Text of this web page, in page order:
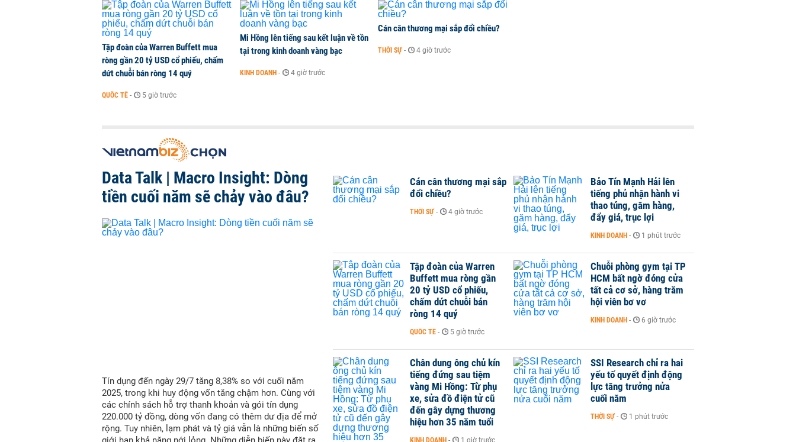
Tập đoàn của Warren Buffett mua
ròng gần 20 tỷ USD cổ phiếu, chấm
dứt chuỗi bán ròng 14 quý
QUỐC TẾ - 5 giờ trước
Mi Hồng lên tiếng sau kết luận về tồn
tại trong kinh doanh vàng bạc
KINH DOANH - 4 giờ trước
Cán cân thương mại sắp đổi chiều?
THỜI SỰ - 4 giờ trước
Data Talk | Macro Insight: Dòng
tiền cuối năm sẽ chảy vào đâu?
Tín dụng đến ngày 29/7 tăng 8,38% so với cuối năm
2025, trong khi huy động vốn tăng chậm hơn. Cùng với
các chính sách hỗ trợ thanh khoản và gói tín dụng
220.000 tỷ đồng, dòng vốn đang có thêm dư địa để mở
rộng. Tuy nhiên, lạm phát và tỷ giá vẫn là những biến số
Cán cân thương mại sắp
đổi chiều?
THỜI SỰ - 4 giờ trước
Bảo Tín Mạnh Hải lên
tiếng phủ nhận hành vi
thao túng, găm hàng,
đẩy giá, trục lợi
KINH DOANH - 1 phút trước
Tập đoàn của Warren
Buffett mua ròng gần
20 tỷ USD cổ phiếu,
chấm dứt chuỗi bán
ròng 14 quý
QUỐC TẾ - 5 giờ trước
Chuỗi phòng gym tại TP
HCM bất ngờ đóng cửa
tất cả cơ sở, hàng trăm
hội viên bơ vơ
KINH DOANH - 6 giờ trước
Chân dung ông chủ kín
tiếng đứng sau tiệm
vàng Mi Hồng: Từ phụ
xe, sửa đồ điện tử cũ
đến gây dựng thương
hiệu hơn 35 năm tuổi
KINH DOANH - 1 giờ trước
SSI Research chỉ ra hai
yếu tố quyết định động
lực tăng trưởng nửa
cuối năm
THỜI SỰ - 1 phút trước